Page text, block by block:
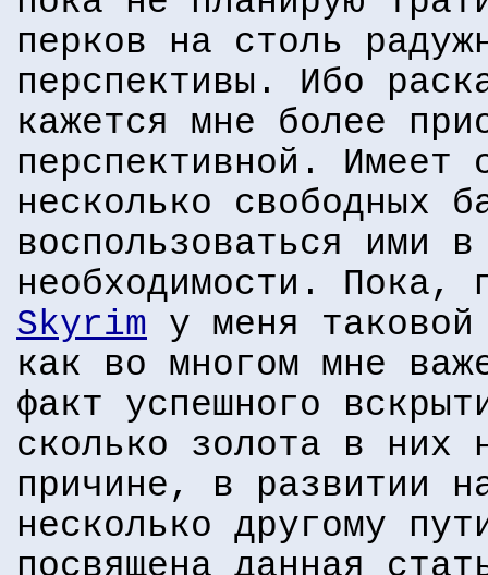
перков на столь
перспективы. Ибо
кажется мне более
перспективной. Имеет
несколько свободных
воспользоваться ими
необходимости. Пока,
Skyrim у меня
как во многом мне
факт успешного
сколько золота в них
причине, в развитии
несколько другому